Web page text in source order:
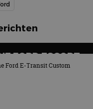
FORD ESCORT
Ford E-Transit Custom